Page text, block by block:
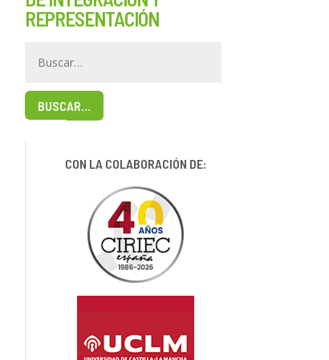
REPRESENTACIÓN
BUSCAR…
CON LA COLABORACIÓN DE: